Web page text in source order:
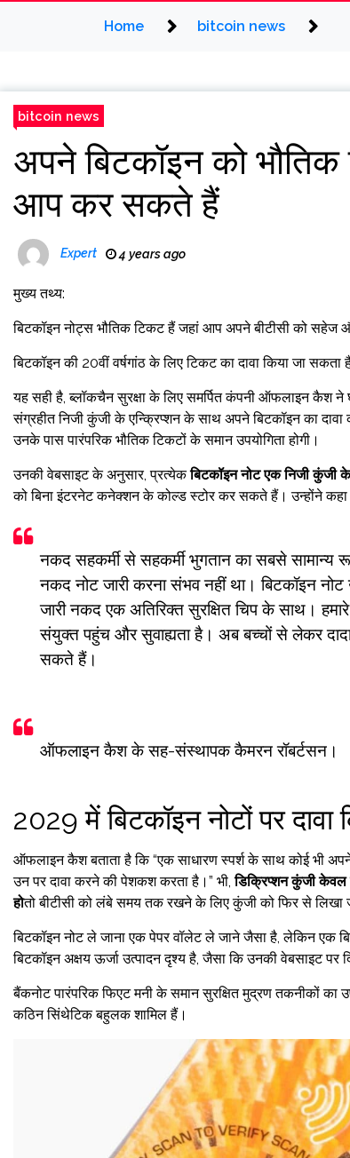
Home bitcoin news
bitcoin news
अपने बिटकॉइन को
आप कर सकते हैं
Expert 4 years ago
मुख्य तथ्य:
बिटकॉइन नोट्स भौतिक टिकट हैं जहां आप अपने बीटीसी को सहेज
बिटकॉइन की 20वीं वर्षगांठ के लिए टिकट का दावा किया जा सकता
यह सही है, ब्लॉकचैन सुरक्षा के लिए समर्पित कंपनी ऑफलाइन कैश
संग्रहीत निजी कुंजी के एन्क्रिप्शन के साथ अपने बिटकॉइन का
उनके पास पारंपरिक भौतिक टिकटों के समान उपयोगिता होगी।
उनकी वेबसाइट के अनुसार, प्रत्येकबिटकॉइन नोट एक निजी कुंजी
को बिना इंटरनेट कनेक्शन के कोल्ड स्टोर कर सकते हैं। उन्होंने कहा
नकद सहकर्मी से सहकर्मी भुगतान का सबसे
नकद नोट जारी करना संभव नहीं था। बिटकॉइन नोट
जारी नकद एक अतिरिक्त सुरक्षित चिप के साथ।
संयुक्त पहुंच और सुवाह्यता है। अब बच्चों से लेकर
सकते हैं।
ऑफलाइन कैश के सह-संस्थापक कैमरन रॉबर्टसन।
2029 में बिटकॉइन नोटों पर दावा
ऑफलाइन कैश बताता है कि “एक साधारण स्पर्श के साथ कोई भी
उन पर दावा करने की पेशकश करता है।” भी, डिक्रिप्शन कुंजी केवल
होतो बीटीसी को लंबे समय तक रखने के लिए कुंजी को फिर से लिखा
बिटकॉइन नोट ले जाना एक पेपर वॉलेट ले जाने जैसा है, लेकिन एक
बिटकॉइन अक्षय ऊर्जा उत्पादन दृश्य है, जैसा कि उनकी वेबसाइट पर
बैंकनोट पारंपरिक फिएट मनी के समान सुरक्षित मुद्रण तकनीकों का
कठिन सिंथेटिक बहुलक शामिल हैं।